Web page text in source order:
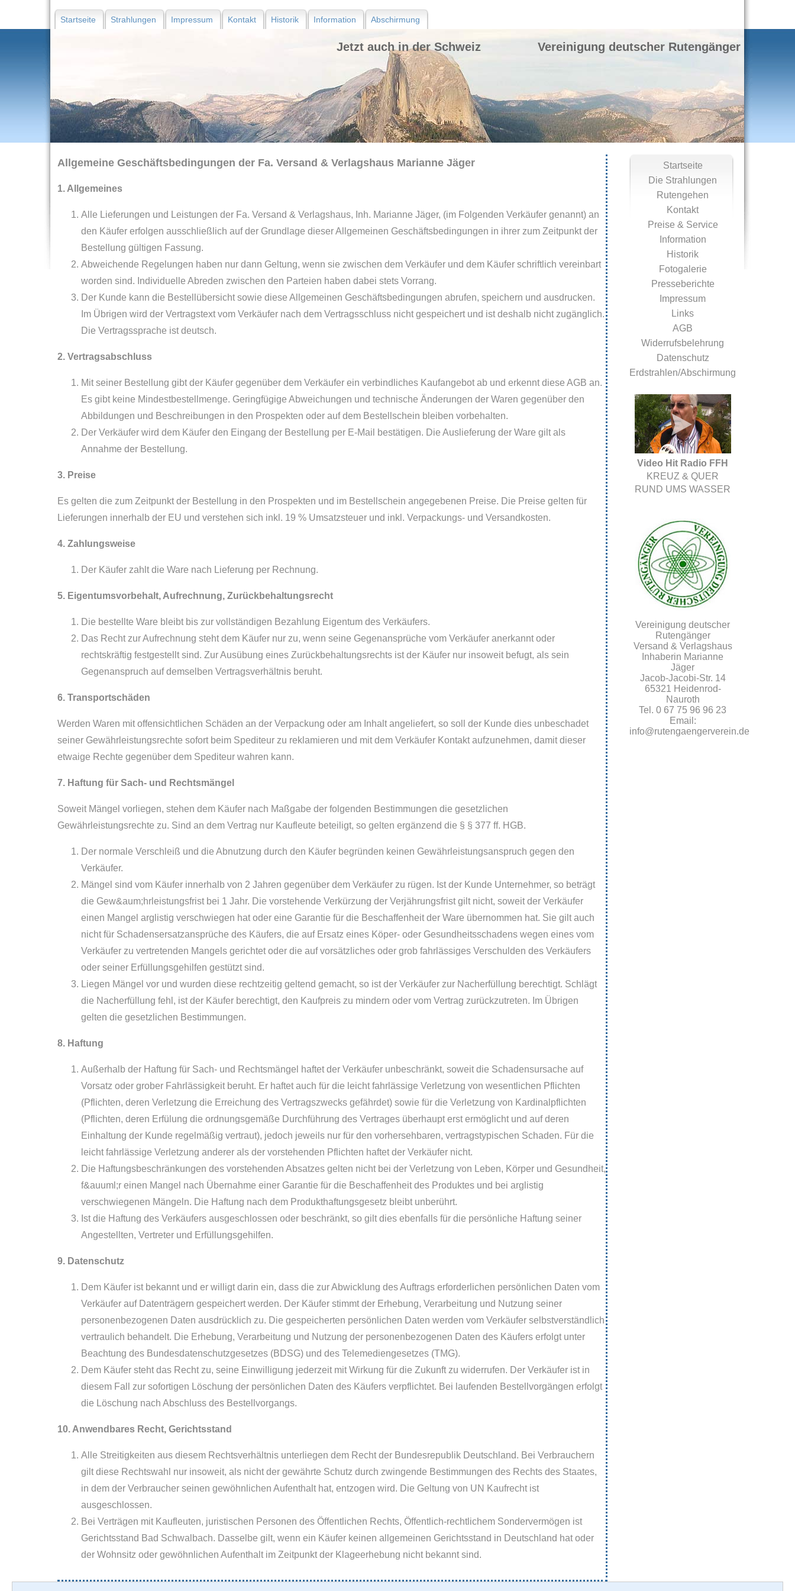
Startseite Strahlungen Impressum Kontakt Historik Information Abschirmung
Jetzt auch in der Schweiz Vereinigung deutscher Rutengänger
Startseite
Die Strahlungen
Rutengehen
Kontakt
Preise & Service
Information
Historik
Fotogalerie
Presseberichte
Impressum
Links
AGB
Widerrufsbelehrung
Datenschutz
Erdstrahlen/Abschirmung
Video Hit Radio FFH
KREUZ & QUER
RUND UMS WASSER
Vereinigung deutscher
Rutengänger
Versand & Verlagshaus
Inhaberin Marianne
Jäger
Jacob-Jacobi-Str. 14
65321 Heidenrod-
Nauroth
Tel. 0 67 75 96 96 23
Email:
info@rutengaengerverein.de
Allgemeine Geschäftsbedingungen der Fa. Versand & Verlagshaus Marianne Jäger
1. Allgemeines
Alle Lieferungen und Leistungen der Fa. Versand & Verlagshaus, Inh. Marianne Jäger, (im Folgenden Verkäufer genannt) an
den Käufer erfolgen ausschließlich auf der Grundlage dieser Allgemeinen Geschäftsbedingungen in ihrer zum Zeitpunkt der
Bestellung gültigen Fassung.
Abweichende Regelungen haben nur dann Geltung, wenn sie zwischen dem Verkäufer und dem Käufer schriftlich vereinbart
worden sind. Individuelle Abreden zwischen den Parteien haben dabei stets Vorrang.
Der Kunde kann die Bestellübersicht sowie diese Allgemeinen Geschäftsbedingungen abrufen, speichern und ausdrucken.
Im Übrigen wird der Vertragstext vom Verkäufer nach dem Vertragsschluss nicht gespeichert und ist deshalb nicht zugänglich.
Die Vertragssprache ist deutsch.
2. Vertragsabschluss
Mit seiner Bestellung gibt der Käufer gegenüber dem Verkäufer ein verbindliches Kaufangebot ab und erkennt diese AGB an.
Es gibt keine Mindestbestellmenge. Geringfügige Abweichungen und technische Änderungen der Waren gegenüber den
Abbildungen und Beschreibungen in den Prospekten oder auf dem Bestellschein bleiben vorbehalten.
Der Verkäufer wird dem Käufer den Eingang der Bestellung per E-Mail bestätigen. Die Auslieferung der Ware gilt als
Annahme der Bestellung.
3. Preise
Es gelten die zum Zeitpunkt der Bestellung in den Prospekten und im Bestellschein angegebenen Preise. Die Preise gelten für
Lieferungen innerhalb der EU und verstehen sich inkl. 19 % Umsatzsteuer und inkl. Verpackungs- und Versandkosten.
4. Zahlungsweise
Der Käufer zahlt die Ware nach Lieferung per Rechnung.
5. Eigentumsvorbehalt, Aufrechnung, Zurückbehaltungsrecht
Die bestellte Ware bleibt bis zur vollständigen Bezahlung Eigentum des Verkäufers.
Das Recht zur Aufrechnung steht dem Käufer nur zu, wenn seine Gegenansprüche vom Verkäufer anerkannt oder
rechtskräftig festgestellt sind. Zur Ausübung eines Zurückbehaltungsrechts ist der Käufer nur insoweit befugt, als sein
Gegenanspruch auf demselben Vertragsverhältnis beruht.
6. Transportschäden
Werden Waren mit offensichtlichen Schäden an der Verpackung oder am Inhalt angeliefert, so soll der Kunde dies unbeschadet
seiner Gewährleistungsrechte sofort beim Spediteur zu reklamieren und mit dem Verkäufer Kontakt aufzunehmen, damit dieser
etwaige Rechte gegenüber dem Spediteur wahren kann.
7. Haftung für Sach- und Rechtsmängel
Soweit Mängel vorliegen, stehen dem Käufer nach Maßgabe der folgenden Bestimmungen die gesetzlichen
Gewährleistungsrechte zu. Sind an dem Vertrag nur Kaufleute beteiligt, so gelten ergänzend die § § 377 ff. HGB.
Der normale Verschleiß und die Abnutzung durch den Käufer begründen keinen Gewährleistungsanspruch gegen den
Verkäufer.
Mängel sind vom Käufer innerhalb von 2 Jahren gegenüber dem Verkäufer zu rügen. Ist der Kunde Unternehmer, so beträgt
die Gew&aum;hrleistungsfrist bei 1 Jahr. Die vorstehende Verkürzung der Verjährungsfrist gilt nicht, soweit der Verkäufer
einen Mangel arglistig verschwiegen hat oder eine Garantie für die Beschaffenheit der Ware übernommen hat. Sie gilt auch
nicht für Schadensersatzansprüche des Käufers, die auf Ersatz eines Köper- oder Gesundheitsschadens wegen eines vom
Verkäufer zu vertretenden Mangels gerichtet oder die auf vorsätzliches oder grob fahrlässiges Verschulden des Verkäufers
oder seiner Erfüllungsgehilfen gestützt sind.
Liegen Mängel vor und wurden diese rechtzeitig geltend gemacht, so ist der Verkäufer zur Nacherfüllung berechtigt. Schlägt
die Nacherfüllung fehl, ist der Käufer berechtigt, den Kaufpreis zu mindern oder vom Vertrag zurückzutreten. Im Übrigen
gelten die gesetzlichen Bestimmungen.
8. Haftung
Außerhalb der Haftung für Sach- und Rechtsmängel haftet der Verkäufer unbeschränkt, soweit die Schadensursache auf
Vorsatz oder grober Fahrlässigkeit beruht. Er haftet auch für die leicht fahrlässige Verletzung von wesentlichen Pflichten
(Pflichten, deren Verletzung die Erreichung des Vertragszwecks gefährdet) sowie für die Verletzung von Kardinalpflichten
(Pflichten, deren Erfülung die ordnungsgemäße Durchführung des Vertrages überhaupt erst ermöglicht und auf deren
Einhaltung der Kunde regelmäßig vertraut), jedoch jeweils nur für den vorhersehbaren, vertragstypischen Schaden. Für die
leicht fahrlässige Verletzung anderer als der vorstehenden Pflichten haftet der Verkäufer nicht.
Die Haftungsbeschränkungen des vorstehenden Absatzes gelten nicht bei der Verletzung von Leben, Körper und Gesundheit,
f&auuml;r einen Mangel nach Übernahme einer Garantie für die Beschaffenheit des Produktes und bei arglistig
verschwiegenen Mängeln. Die Haftung nach dem Produkthaftungsgesetz bleibt unberührt.
Ist die Haftung des Verkäufers ausgeschlossen oder beschränkt, so gilt dies ebenfalls für die persönliche Haftung seiner
Angestellten, Vertreter und Erfüllungsgehilfen.
9. Datenschutz
Dem Käufer ist bekannt und er willigt darin ein, dass die zur Abwicklung des Auftrags erforderlichen persönlichen Daten vom
Verkäufer auf Datenträgern gespeichert werden. Der Käufer stimmt der Erhebung, Verarbeitung und Nutzung seiner
personenbezogenen Daten ausdrücklich zu. Die gespeicherten persönlichen Daten werden vom Verkäufer selbstverständlich
vertraulich behandelt. Die Erhebung, Verarbeitung und Nutzung der personenbezogenen Daten des Käufers erfolgt unter
Beachtung des Bundesdatenschutzgesetzes (BDSG) und des Telemediengesetzes (TMG).
Dem Käufer steht das Recht zu, seine Einwilligung jederzeit mit Wirkung für die Zukunft zu widerrufen. Der Verkäufer ist in
diesem Fall zur sofortigen Löschung der persönlichen Daten des Käufers verpflichtet. Bei laufenden Bestellvorgängen erfolgt
die Löschung nach Abschluss des Bestellvorgangs.
10. Anwendbares Recht, Gerichtsstand
Alle Streitigkeiten aus diesem Rechtsverhältnis unterliegen dem Recht der Bundesrepublik Deutschland. Bei Verbrauchern
gilt diese Rechtswahl nur insoweit, als nicht der gewährte Schutz durch zwingende Bestimmungen des Rechts des Staates,
in dem der Verbraucher seinen gewöhnlichen Aufenthalt hat, entzogen wird. Die Geltung von UN Kaufrecht ist
ausgeschlossen.
Bei Verträgen mit Kaufleuten, juristischen Personen des Öffentlichen Rechts, Öffentlich-rechtlichem Sondervermögen ist
Gerichtsstand Bad Schwalbach. Dasselbe gilt, wenn ein Käufer keinen allgemeinen Gerichtsstand in Deutschland hat oder
der Wohnsitz oder gewöhnlichen Aufenthalt im Zeitpunkt der Klageerhebung nicht bekannt sind.